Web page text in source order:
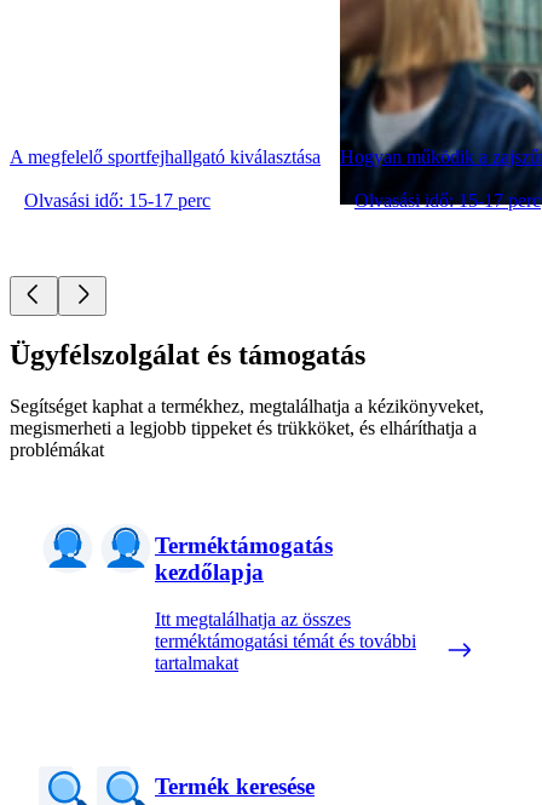
A megfelelő sportfejhallgató kiválasztása
Olvasási idő: 15-17 perc
Hogyan működik a
Olvasási idő: 15-17 perc
Ügyfélszolgálat és támogatás
Segítséget kaphat a termékhez, megtalálhatja a kézikönyveket,
megismerheti a legjobb tippeket és trükköket, és elháríthatja a
problémákat
Terméktámogatás
kezdőlapja
Itt megtalálhatja az összes
terméktámogatási témát és további
tartalmakat
Termék keresése